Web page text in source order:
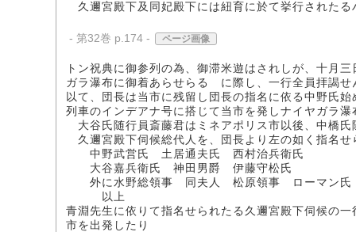
久邇宮殿下及同妃殿下には紐育に於て挙行されたる
- 第32巻 p.174 - ページ画像
トン祝典に御参列の為、御滞米遊はされしが、十月
ガラ瀑布に御着あらせらるゝに際し、一行全員拝謁
以て、団長は当市に残留し団長の指名に依る中野氏
列車のインデアナ号に搭じて当市を発しナイヤガラ
大谷氏随行員斎藤君はミネアポリス市以後、中橋
久邇宮殿下伺候総代人を、団長より左の如く指名せ
中野武営氏 土居通夫氏 西村治兵衛氏
大谷嘉兵衛氏 神田男爵 伊藤守松氏
外に水野総領事 同夫人 松原領事 ローマン氏
以上
青淵先生に依りて指名せられたる久邇宮殿下伺候の
市を出発したり